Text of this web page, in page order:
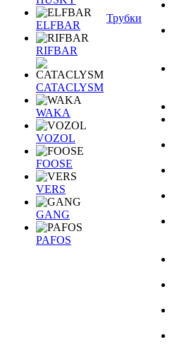
ELFBAR
RIFBAR
CATACLYSM
WAKA
VOZOL
FOOSE
VERS
GANG
PAFOS
Трубки